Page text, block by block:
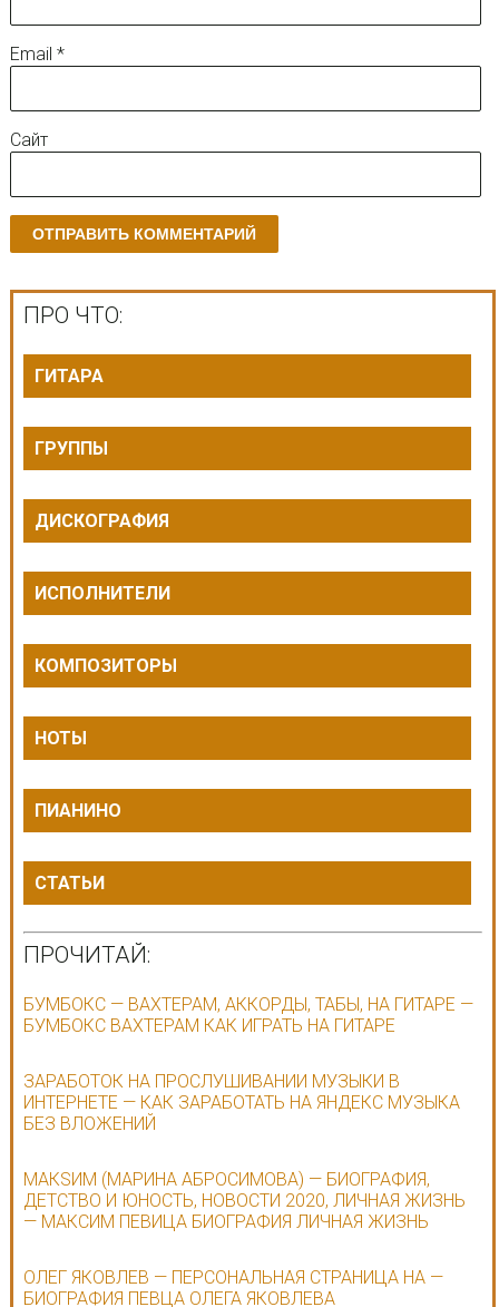
Email *
Сайт
ПРО ЧТО:
ГИТАРА
ГРУППЫ
ДИСКОГРАФИЯ
ИСПОЛНИТЕЛИ
КОМПОЗИТОРЫ
НОТЫ
ПИАНИНО
СТАТЬИ
ПРОЧИТАЙ:
БУМБОКС — ВАХТЕРАМ, АККОРДЫ, ТАБЫ, НА ГИТАРЕ —
БУМБОКС ВАХТЕРАМ КАК ИГРАТЬ НА ГИТАРЕ
ЗАРАБОТОК НА ПРОСЛУШИВАНИИ МУЗЫКИ В
ИНТЕРНЕТЕ — КАК ЗАРАБОТАТЬ НА ЯНДЕКС МУЗЫКА
БЕЗ ВЛОЖЕНИЙ
МАКSИМ (МАРИНА АБРОСИМОВА) — БИОГРАФИЯ,
ДЕТСТВО И ЮНОСТЬ, НОВОСТИ 2020, ЛИЧНАЯ ЖИЗНЬ
— МАКСИМ ПЕВИЦА БИОГРАФИЯ ЛИЧНАЯ ЖИЗНЬ
ОЛЕГ ЯКОВЛЕВ — ПЕРСОНАЛЬНАЯ СТРАНИЦА НА —
БИОГРАФИЯ ПЕВЦА ОЛЕГА ЯКОВЛЕВА